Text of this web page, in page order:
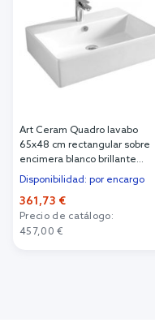
Art Ceram Quadro lavabo
65x48 cm rectangular sobre
encimera blanco brillante
QUL00301;00
Disponibilidad: por encargo
361,73 €
Precio de catálogo:
457,00 €